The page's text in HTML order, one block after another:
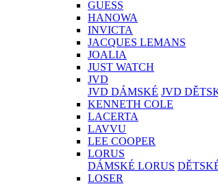
GUESS
HANOWA
INVICTA
JACQUES LEMANS
JOALIA
JUST WATCH
JVD
JVD DÁMSKÉ JVD
KENNETH COLE
LACERTA
LAVVU
LEE COOPER
LORUS
DÁMSKÉ LORUS
LOSER